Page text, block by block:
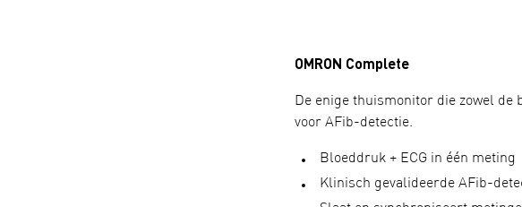
OMRON Complete
De enige thuismonitor die zowel de
voor AFib-detectie.
Bloeddruk + ECG in één meting
Klinisch gevalideerde AFib-